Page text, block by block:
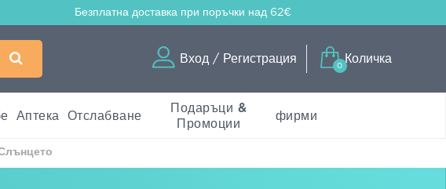
Безплатна доставка при поръчки над 62€
Вход / Регистрация
0
Количка
Аптека Отслабване
Подаръци &
Промоции
фирми